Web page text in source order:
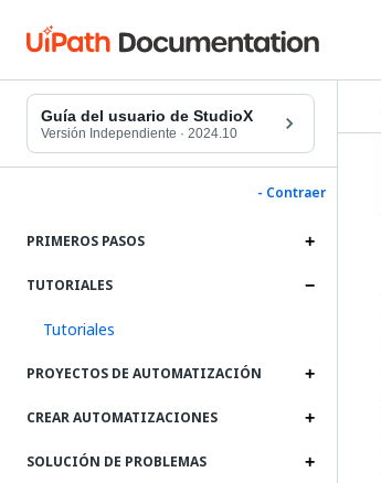
Guía del usuario de StudioX
Versión Independiente · 2024.10
- Contraer
PRIMEROS PASOS
TUTORIALES
Tutoriales
PROYECTOS DE AUTOMATIZACIÓN
CREAR AUTOMATIZACIONES
SOLUCIÓN DE PROBLEMAS